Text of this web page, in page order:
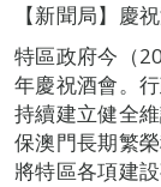
【新聞局】慶
特區政府今（
年慶祝酒會。
持續建立健全
保澳門長期繁
將特區各項建